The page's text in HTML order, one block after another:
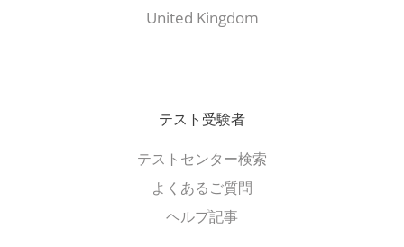
United Kingdom
テスト受験者
テストセンター検索
よくあるご質問
ヘルプ記事